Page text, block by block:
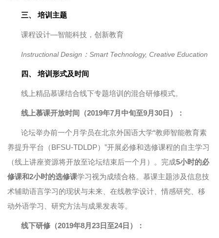
三、培训主题
课程设计—智能科技，创新教育
Instructional Design ： Smart Technology, Creative Education
四、培训形式及时间
线上精品慕课结合线下专题培训的混合研修模式。
线上慕课开放时间（2019年7月中旬至9月30日）：
论坛举办前一个月学员在北京外国语大学“教师智能教育素
养提升平台（BFSU-TDLDP）”开展必修和选修课程的自主学习
（线上讲座资源将开放至论坛结束后一个月）。完成5小时的必
修课和2小时的选修课学习视为成绩合格。慕课主题涉及信息技
术辅助语言学习的现状与未来、在线教学设计、情感研究、移
动外语学习、研究方法与成果发表等。
线下研修（2019年8月23日至24日）：